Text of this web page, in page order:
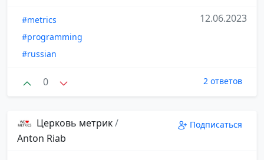
#metrics
#programming
#russian
12.06.2023
0 2 ответов
Церковь метрик/
Anton Riab
Подписаться